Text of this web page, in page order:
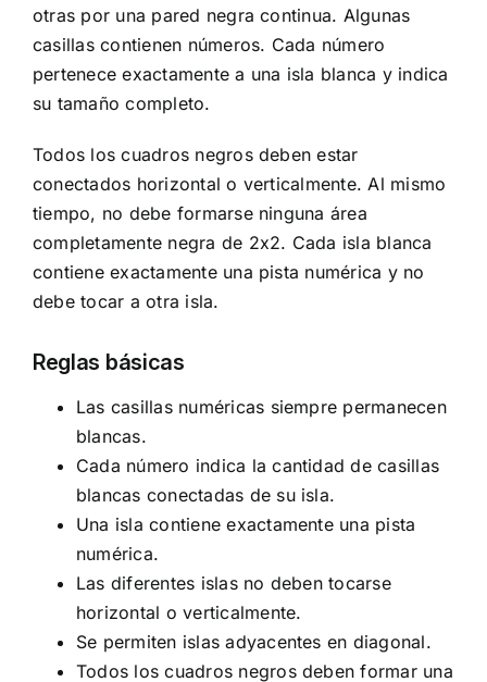
otras por una pared negra continua. Algunas
casillas contienen números. Cada número
pertenece exactamente a una isla blanca y indica
su tamaño completo.
Todos los cuadros negros deben estar
conectados horizontal o verticalmente. Al mismo
tiempo, no debe formarse ninguna área
completamente negra de 2x2. Cada isla blanca
contiene exactamente una pista numérica y no
debe tocar a otra isla.
Reglas básicas
Las casillas numéricas siempre permanecen
blancas.
Cada número indica la cantidad de casillas
blancas conectadas de su isla.
Una isla contiene exactamente una pista
numérica.
Las diferentes islas no deben tocarse
horizontal o verticalmente.
Se permiten islas adyacentes en diagonal.
Todos los cuadros negros deben formar una